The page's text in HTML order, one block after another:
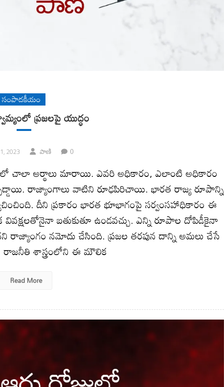
సంపాదకీయం
ప్రజలపై యుద్ధం
2023 పాణి 0
చాలా అర్థాలు మారాయి. ఎవరి అధికారం, ఎలాంటి అధికారం
రాజ్యాంగాలు వాటిని రూఢపిరిచాయి. భారత రాజ్య రూపాన్ని
దీని ప్రకారం భారత భూభాగంపై సర్వంసహాధికారం ఈ
వివక్షలతోనైనా బతుకుతూ ఉండవచ్చు. ఎన్ని రూపాల దోపిడీకైనా
రాజ్యాంగం నమోదు చేసింది. ప్రజల తరపున దాన్ని అమలు చేసే
రాజనీతి శాస్త్రంలోని ఈ మౌలిక
Read More